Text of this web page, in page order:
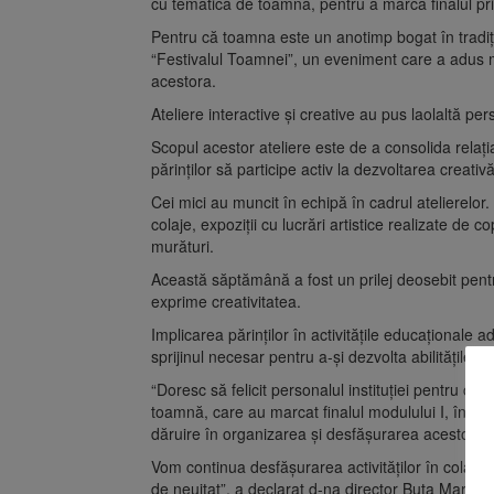
Pentru că toamna este un anotimp bogat în
“Festivalul Toamnei”, un eveniment care a
acestora.
Ateliere interactive și creative au pus laolaltă
Scopul acestor ateliere este de a consolida
părinților să participe activ la dezvoltarea
Cei mici au muncit în echipă în cadrul
colaje, expoziții cu lucrări artistice realizate de
murături.
Această săptămână a fost un prilej deosebit
exprime creativitatea.
Implicarea părinților în activitățile educaționale
sprijinul necesar pentru a-și dezvolta abilitățile
“Doresc să felicit personalul instituției pentru
toamnă, care au marcat finalul modulului I, într-
dăruire în organizarea și desfășurarea acestor
Vom continua desfășurarea activităților în
de neuitat”, a declarat d-na director Buta Maria-